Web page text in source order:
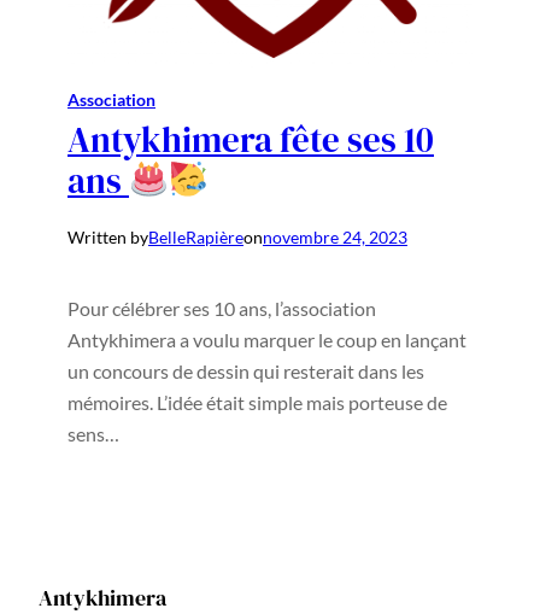
Association
Antykhimera fête ses 10
ans
Written byBelleRapièreonnovembre 24, 2023
Pour célébrer ses 10 ans, l’association
Antykhimera a voulu marquer le coup en lançant
un concours de dessin qui resterait dans les
mémoires. L’idée était simple mais porteuse de
sens…
Antykhimera